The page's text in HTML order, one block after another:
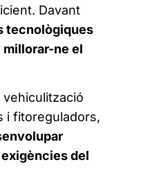
Davant
tecnològiques
millorar-ne el
i fitoreguladors,
del